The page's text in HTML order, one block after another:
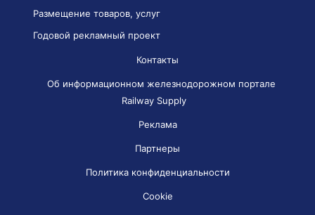
Размещение товаров, услуг
Годовой рекламный проект
Контакты
Об информационном железнодорожном портале
Railway Supply
Реклама
Партнеры
Политика конфиденциальности
Cookie